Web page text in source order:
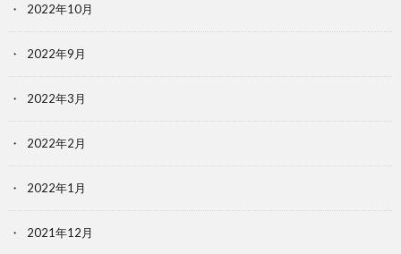
2022年10月
2022年9月
2022年3月
2022年2月
2022年1月
2021年12月